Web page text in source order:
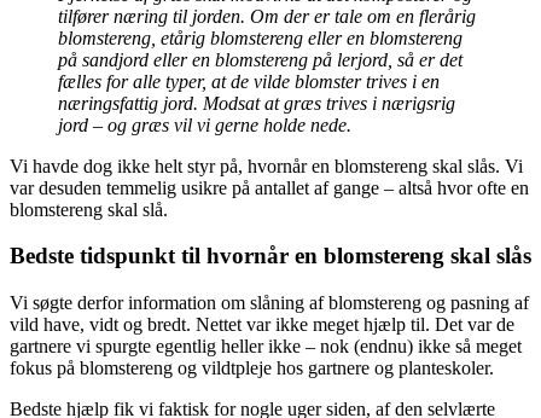
tilfører næring til jorden. Om der er tale om en flerårig
blomstereng, etårig blomstereng eller en blomstereng
på sandjord eller en blomstereng på lerjord, så er det
fælles for alle typer, at de vilde blomster trives i en
næringsfattig jord. Modsat at græs trives i nærigsrig
jord – og græs vil vi gerne holde nede.
Vi havde dog ikke helt styr på, hvornår en blomstereng skal slås. Vi
var desuden temmelig usikre på antallet af gange – altså hvor ofte en
blomstereng skal slå.
Bedste tidspunkt til hvornår en blomstereng skal slås
Vi søgte derfor information om slåning af blomstereng og pasning af
vild have, vidt og bredt. Nettet var ikke meget hjælp til. Det var de
gartnere vi spurgte egentlig heller ikke – nok (endnu) ikke så meget
fokus på blomstereng og vildtpleje hos gartnere og planteskoler.
Bedste hjælp fik vi faktisk for nogle uger siden, af den selvlærte